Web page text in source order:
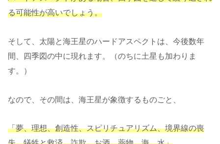
る可能性が高いでしょう。
そして、太陽と海王星のハードアスペクトは、今後数年
間、四季図の中に現れます。（のちに土星も加わりま
す。）
なので、その間は、海王星が象徴するものごと、
「夢、理想、創造性、スピリチュアリズム、境界線の喪